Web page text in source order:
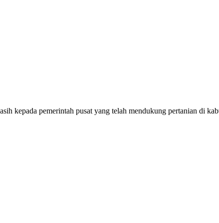
kepada pemerintah pusat yang telah mendukung pertanian di